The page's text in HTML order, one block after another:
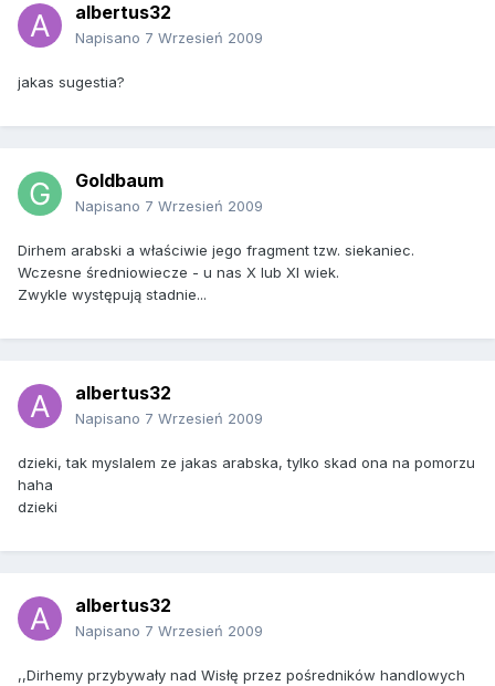
albertus32
Napisano 7 Wrzesień 2009
jakas sugestia?
Goldbaum
Napisano 7 Wrzesień 2009
Dirhem arabski a właściwie jego fragment tzw. siekaniec.
Wczesne średniowiecze - u nas X lub XI wiek.
Zwykle występują stadnie...
albertus32
Napisano 7 Wrzesień 2009
dzieki, tak myslalem ze jakas arabska, tylko skad ona na pomorzu
haha
dzieki
albertus32
Napisano 7 Wrzesień 2009
,,Dirhemy przybywały nad Wisłę przez pośredników handlowych